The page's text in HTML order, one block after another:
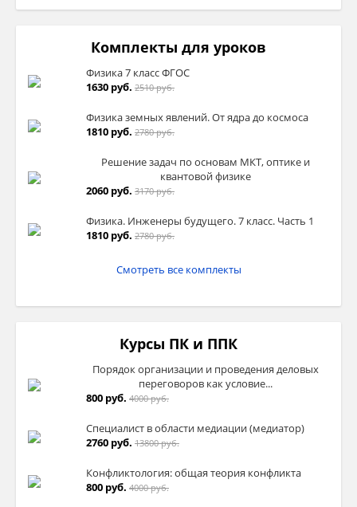
Комплекты для уроков
Физика 7 класс ФГОС
1630 руб. 2510 руб.
Физика земных явлений. От ядра до космоса
1810 руб. 2780 руб.
Решение задач по основам МКТ, оптике и
квантовой физике
2060 руб. 3170 руб.
Физика. Инженеры будущего. 7 класс. Часть 1
1810 руб. 2780 руб.
Смотреть все комплекты
Курсы ПК и ППК
Порядок организации и проведения деловых
переговоров как условие...
800 руб. 4000 руб.
Специалист в области медиации (медиатор)
2760 руб. 13800 руб.
Конфликтология: общая теория конфликта
800 руб. 4000 руб.